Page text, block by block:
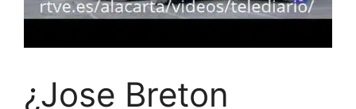
¿Jose Breton